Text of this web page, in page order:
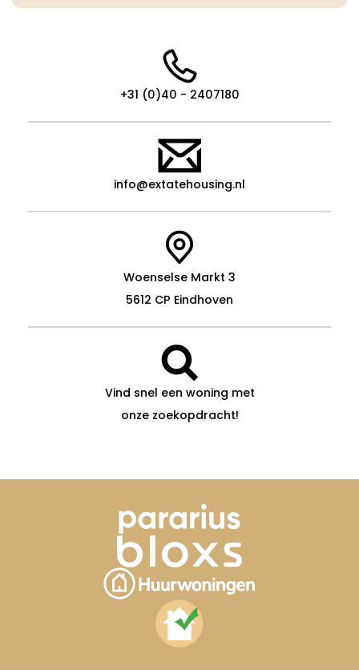
+31 (0)40 - 2407180
info@extatehousing.nl
Woenselse Markt 3
5612 CP Eindhoven
Vind snel een woning met
onze zoekopdracht!